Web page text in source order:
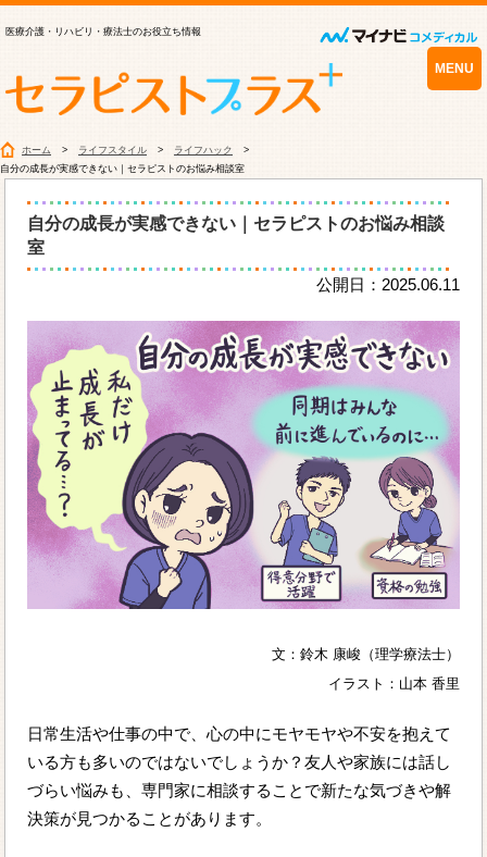
医療介護・リハビリ・療法士のお役立ち情報
MENU
ホーム ライフスタイル
ライフハック
自分の成長が実感できない｜セラピストのお悩み相談室
自分の成長が実感できない｜セラピストのお悩み相談
室
公開日：2025.06.11
文：鈴木 康峻（理学療法士）
イラスト：山本 香里
日常生活や仕事の中で、心の中にモヤモヤや不安を抱えて
いる方も多いのではないでしょうか？友人や家族には話し
づらい悩みも、専門家に相談することで新たな気づきや解
決策が見つかることがあります。